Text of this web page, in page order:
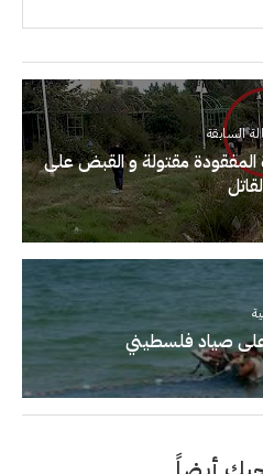
السابقة
المفقودة مقتولة و القبض على
صياد فلسطيني